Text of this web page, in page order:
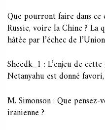
Que pourront faire dans ce
Russie, voire la Chine ? La
hâtée par l’échec de
Sheedk_1 : L’enjeu de
Netanyahu est donné
M. Simonson : Que
iranienne ?